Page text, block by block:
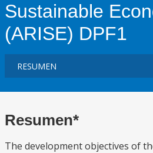
Sustainable
(ARISE) DPF1
Resumen*
The development objectives of